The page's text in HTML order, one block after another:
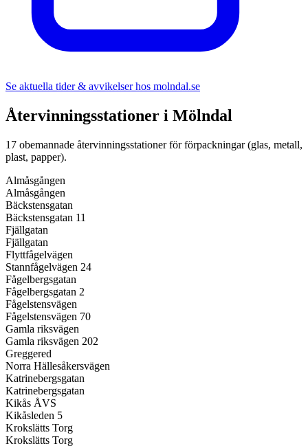
Se aktuella tider & avvikelser hos molndal.se
Återvinningsstationer i Mölndal
17 obemannade återvinningsstationer för förpackningar (glas, metall,
plast, papper).
Almåsgången
Almåsgången
Bäckstensgatan
Bäckstensgatan 11
Fjällgatan
Fjällgatan
Flyttfågelvägen
Stannfågelvägen 24
Fågelbergsgatan
Fågelbergsgatan 2
Fågelstensvägen
Fågelstensvägen 70
Gamla riksvägen
Gamla riksvägen 202
Greggered
Norra Hällesåkersvägen
Katrinebergsgatan
Katrinebergsgatan
Kikås ÅVS
Kikåsleden 5
Krokslätts Torg
Krokslätts Torg